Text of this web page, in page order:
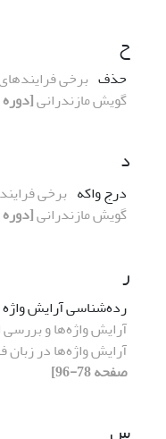
ح
حذف برخی
گویش مازندرانی[دوره 4، شماره 7، 1387، صفحه 94-107]
د
درج واکه برخی
گویش مازندرانی[دوره 4، شماره 7، 1387، صفحه 94-107]
ر
رده‌شناسی آرایش واژه
آرایش واژه‌ها و بررسی
آرایش واژه‌ها در زبان
صفحه 78-96]